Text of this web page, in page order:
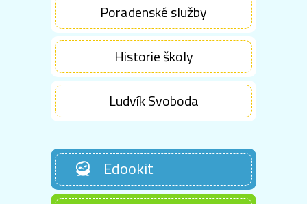
Poradenské služby
Historie školy
Ludvík Svoboda
Edookit